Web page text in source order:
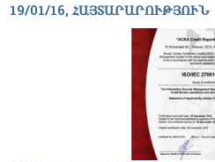
19/01/16, ՀԱՅՏԱՐԱՐՈՒԹՅՈՒՆ